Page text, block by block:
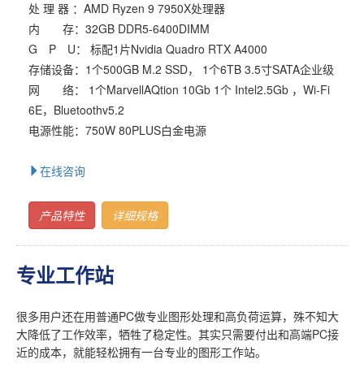
处 理 器 ：AMD Ryzen 9 7950X处理器
内 存：32GB DDR5-6400DIMM
G P U： 标配1片Nvidia Quadro RTX A4000
存储设备：1个500GB M.2 SSD， 1个6TB 3.5寸SATA企业级
网 络： 1个MarvellAQtion 10Gb 1个 Intel2.5Gb ，Wi-Fi
6E，Bluetoothv5.2
电源性能：750W 80PLUS白金电源
在线咨询
产品特性 详细规格
专业工作站
很多用户还在用普通PC做专业图形处理和高负荷运算，殊不知大
大降低了工作效率，牺牲了稳定性。其实只需要付出和高端PC接
近的成本，就能轻松拥有一台专业的图形工作站。